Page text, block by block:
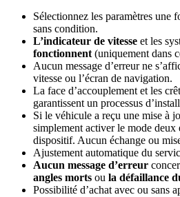
Sélectionnez les paramètres une
sans condition.
L’indicateur de vitesse et les
fonctionnent (uniquement dans
Aucun message d’erreur ne
vitesse ou l’écran de navigation.
La face d’accouplement et les
garantissent un processus
Si le véhicule a reçu une mise à
simplement activer le mode deux
dispositif. Aucun échange ou
Ajustement automatique du
Aucun message d’erreur
angles morts ou la défaillance
Possibilité d’achat avec ou sans